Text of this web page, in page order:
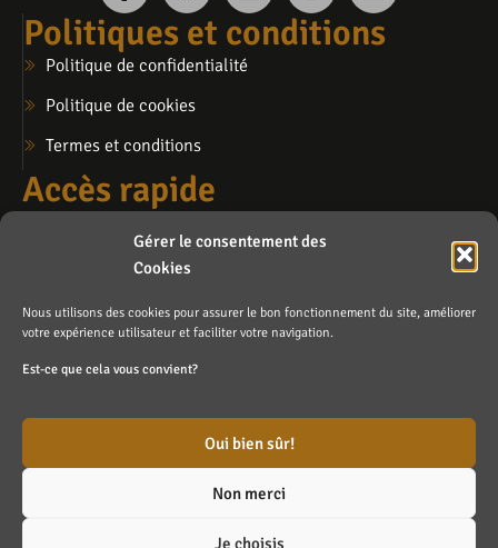
Gérer le consentement des
Cookies
Nous utilisons des cookies pour assurer le bon fonctionnement du site, améliorer
votre expérience utilisateur et faciliter votre navigation.
Est-ce que cela vous convient?
Oui bien sûr!
Non merci
Je choisis
Politiques et conditions
Politique de confidentialité
Politique de cookies
Termes et conditions
Accès rapide
Ma liste de souhaits
Contactez-nous
info@lafosse.ca
Fait avec ❤️ parAgence Branding Inc